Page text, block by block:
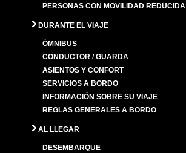
PERSONAS CON MOVILIDAD REDUCIDA
DURANTE EL VIAJE
ÓMNIBUS
CONDUCTOR / GUARDA
ASIENTOS Y CONFORT
SERVICIOS A BORDO
INFORMACIÓN SOBRE SU VIAJE
REGLAS GENERALES A BORDO
AL LLEGAR
DESEMBARQUE